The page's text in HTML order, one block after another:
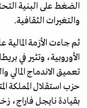
الضغط على البنية
والتغيرات الثقافية.
الأوروبية، وتثير في
تعميق الاندماج المالي
حزب استقلال المملكة
بقيادة نايجل فاراج،